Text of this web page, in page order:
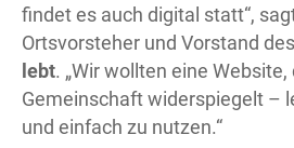
findet es auch digital statt“,
Ortsvorsteher und Vorstand
lebt. „Wir wollten eine Website,
Gemeinschaft widerspiegelt –
und einfach zu nutzen.“